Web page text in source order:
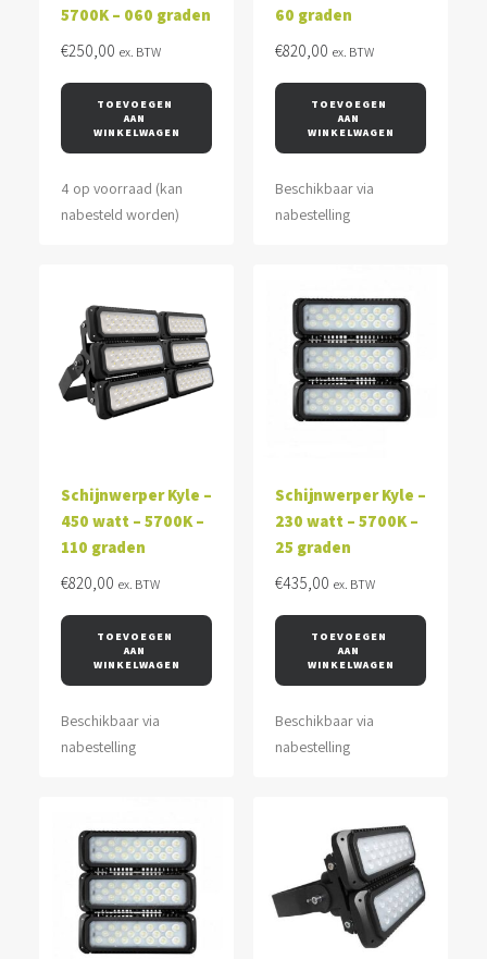
5700K – 060 graden
€250,00 ex. BTW
TOEVOEGEN
AAN
WINKELWAGEN
4 op voorraad (kan
nabesteld worden)
60 graden
€820,00 ex. BTW
TOEVOEGEN
AAN
WINKELWAGEN
Beschikbaar via
nabestelling
Schijnwerper Kyle –
450 watt – 5700K –
110 graden
€820,00 ex. BTW
TOEVOEGEN
AAN
WINKELWAGEN
Beschikbaar via
nabestelling
Schijnwerper Kyle –
230 watt – 5700K –
25 graden
€435,00 ex. BTW
TOEVOEGEN
AAN
WINKELWAGEN
Beschikbaar via
nabestelling